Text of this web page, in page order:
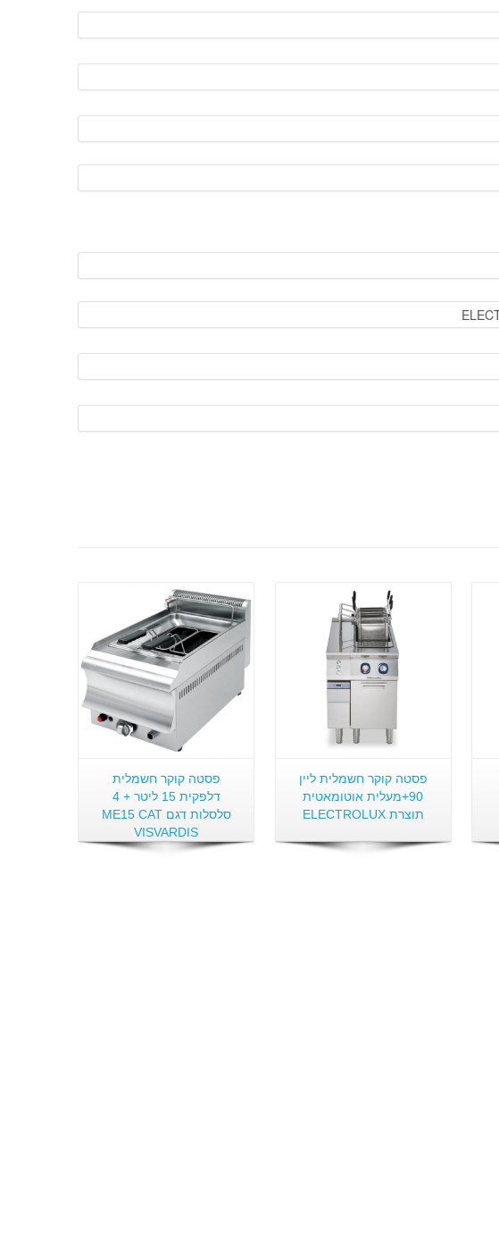
פרטים:
פסטה קוקר חשמלית
דלפקית 15 ליטר + 4
סלסלות דגם ME15 CAT
VISVARDIS
פרטים:
פסטה קוקר חשמלית ליין
90+מעלית אוטומאטית
תוצרת ELECTROLUX